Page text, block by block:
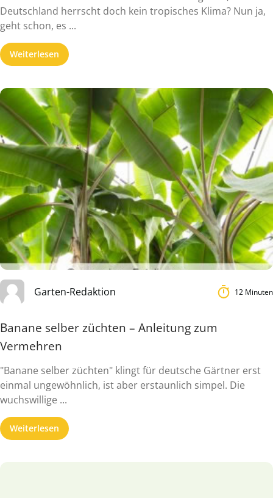
Deutschland herrscht doch kein tropisches Klima? Nun ja,
geht schon, es ...
Weiterlesen
Garten-Redaktion 12 Minuten
Banane selber züchten – Anleitung zum
Vermehren
"Banane selber züchten" klingt für deutsche Gärtner erst
einmal ungewöhnlich, ist aber erstaunlich simpel. Die
wuchswillige ...
Weiterlesen